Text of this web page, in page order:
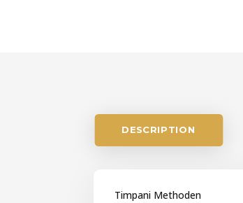
DESCRIPTION
Timpani Methoden